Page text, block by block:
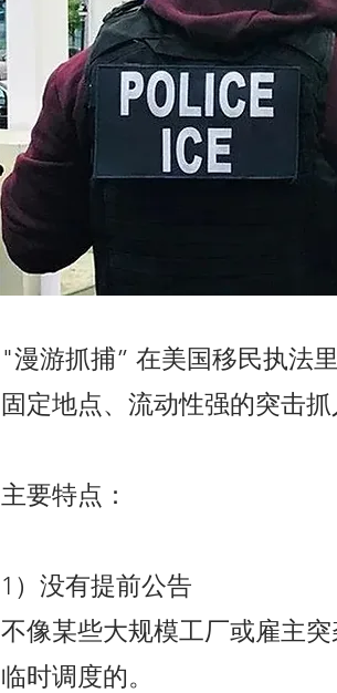
"漫游抓捕” 在美国移民执法
固定地点、流动性强的突击抓
主要特点：
1）没有提前公告
不像某些大规模工厂或雇主
临时调度的。